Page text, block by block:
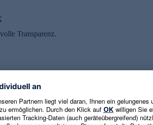
Transparenz.
E-Mail-Adresse eingeben